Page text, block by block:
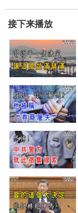
接下来播放